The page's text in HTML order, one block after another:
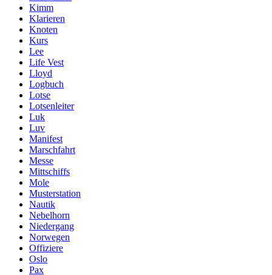
Kimm
Klarieren
Knoten
Kurs
Lee
Life Vest
Lloyd
Logbuch
Lotse
Lotsenleiter
Luk
Luv
Manifest
Marschfahrt
Messe
Mittschiffs
Mole
Musterstation
Nautik
Nebelhorn
Niedergang
Norwegen
Offiziere
Oslo
Pax